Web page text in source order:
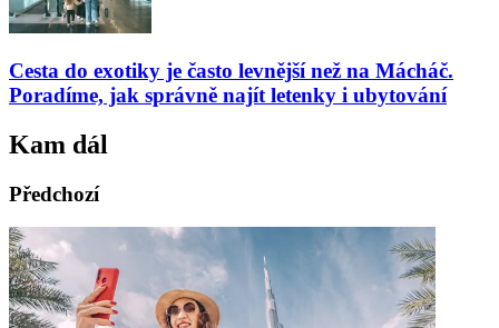
Cesta do exotiky je často levnější než na Mácháč.
Poradíme, jak správně najít letenky i ubytování
Kam dál
Předchozí